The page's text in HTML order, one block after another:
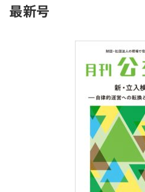
【連載】非営利法人AtoZei
【連載】労務管理の歩き方
【連載】AI活用のすすめ
【連載】IT実務一問一答
最新号